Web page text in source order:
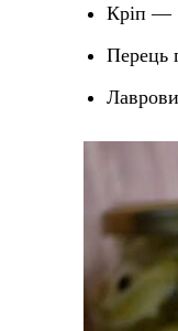
Кріп —
Перець